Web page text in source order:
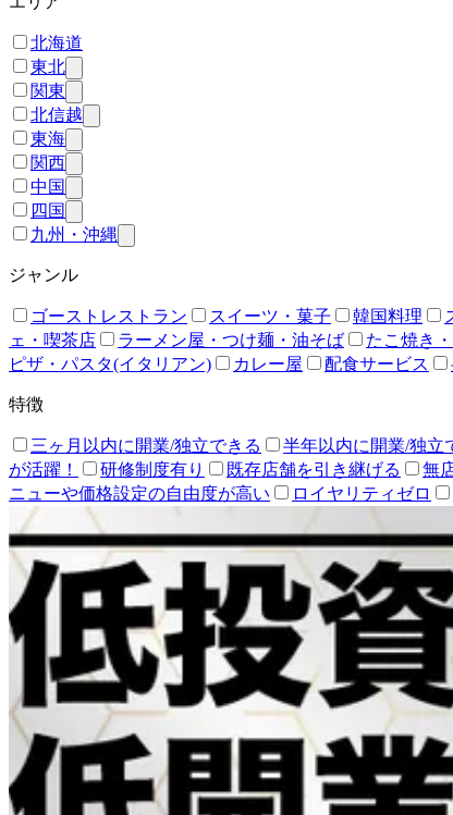
北海道
東北
関東
北信越
東海
関西
中国
四国
九州・沖縄
ジャンル
ゴーストレストラン スイーツ・菓子 韓国料理
ェ・喫茶店
ラーメン屋・つけ麺・油そば たこ焼き
ピザ・パスタ(イタリアン)
カレー屋 配食サービス
特徴
三ヶ月以内に開業/独立できる 半年以内に開業/独立
が活躍！
研修制度有り 既存店舗を引き継げる 無
ニューや価格設定の自由度が高い
ロイヤリティゼロ